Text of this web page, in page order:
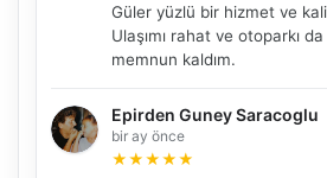
Güler yüzlü bir hizmet ve
Ulaşımı rahat ve otoparkı
memnun kaldım.
Epirden Guney Saracoglu
bir ay önce
★★★★★
🧭 Rehber